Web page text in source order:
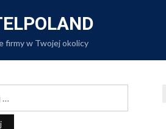
firmy w Twojej okolicy